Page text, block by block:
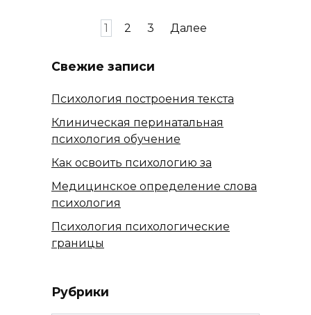
1 2 3 Далее
Свежие записи
Психология построения текста
Клиническая перинатальная
психология обучение
Как освоить психологию за
Медицинское определение слова
психология
Психология психологические
границы
Рубрики